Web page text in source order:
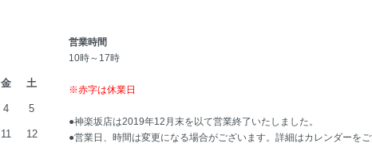
金 土
4 5
11 12
営業時間
10時～17時
※赤字は休業日
●神楽坂店は2019年12月末を以て営業終了いたしました。
●営業日、時間は変更になる場合がございます。詳細はカレンダーをご